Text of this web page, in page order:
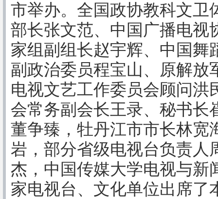
市举办。全国政协教科文卫
部长张文范、中国广播电视
家组副组长赵宇辉、中国舞
副政治委员程宝山、原解放
电视文艺工作委员会顾问洪
会常务副会长王录、秘书长
董争臻，牡丹江市市长林宽
岩，部分省级电视台负责人
杰，中国传媒大学电视与新
家电视台、文化单位出席了